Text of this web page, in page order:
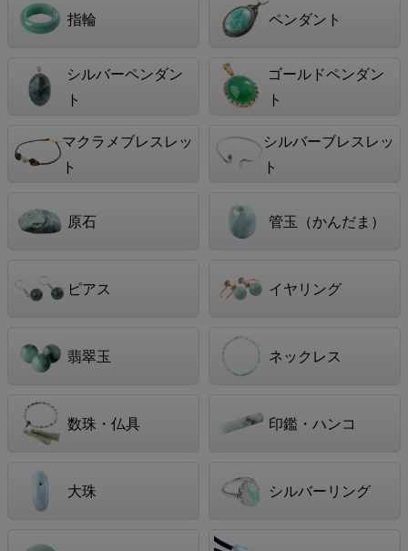
指輪 ペンダント
シルバーペンダン
ト
ゴールドペンダン
ト
マクラメブレスレッ
ト
シルバーブレスレッ
ト
原石 管玉（かんだま）
ピアス イヤリング
翡翠玉 ネックレス
数珠・仏具 印鑑・ハンコ
大珠 シルバーリング